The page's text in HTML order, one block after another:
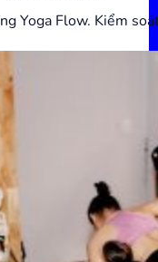
Yoga Flow. Kiểm